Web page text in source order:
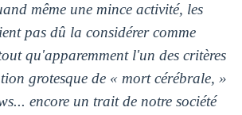
même une mince activité, les
pas dû la considérer comme
qu'apparemment l'un des critères
grotesque de « mort cérébrale, »
encore un trait de notre société